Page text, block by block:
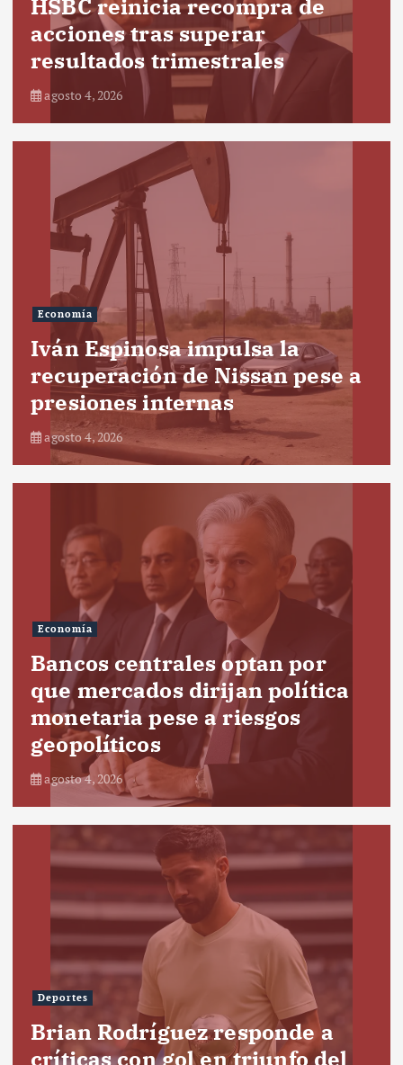
HSBC reinicia recompra de
acciones tras superar
resultados trimestrales
agosto 4, 2026
Economía
Iván Espinosa impulsa la
recuperación de Nissan pese a
presiones internas
agosto 4, 2026
Economía
Bancos centrales optan por
que mercados dirijan política
monetaria pese a riesgos
geopolíticos
agosto 4, 2026
Deportes
Brian Rodríguez responde a
críticas con gol en triunfo del